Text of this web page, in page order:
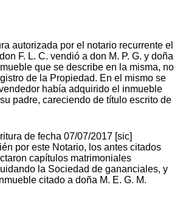
autorizada por el notario recurrente el
F. L. C. vendió a don M. P. G. y doña
que se describe en la misma, no
de la Propiedad. En el mismo se
había adquirido el inmueble
padre, careciendo de título escrito de
de fecha 07/07/2017 [sic]
por este Notario, los antes citados
capítulos matrimoniales
la Sociedad de gananciales, y
citado a doña M. E. G. M.